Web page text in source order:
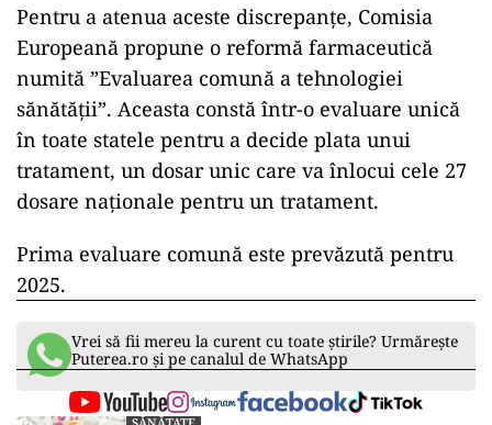
Pentru a atenua aceste discrepanțe, Comisia
Europeană propune o reformă farmaceutică
numită ”Evaluarea comună a tehnologiei
sănătății”. Aceasta constă într-o evaluare unică
în toate statele pentru a decide plata unui
tratament, un dosar unic care va înlocui cele 27
dosare naționale pentru un tratament.
Prima evaluare comună este prevăzută pentru
2025.
Vrei să fii mereu la curent cu toate știrile? Urmărește
Puterea.ro și pe canalul de WhatsApp